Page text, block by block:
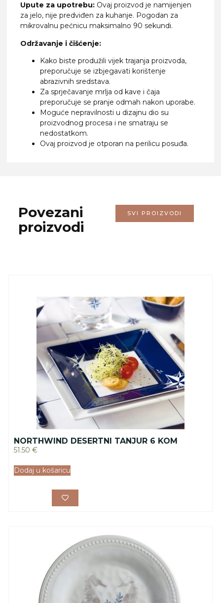
Upute za upotrebu: Ovaj proizvod je namijenjen
za jelo, nije predviđen za kuhanje. Pogodan za
mikrovalnu pećnicu maksimalno 90 sekundi.
Održavanje i čišćenje:
Kako biste produžili vijek trajanja proizvoda,
preporučuje se izbjegavati korištenje
abrazivnih sredstava.
Za sprječavanje mrlja od kave i čaja
preporučuje se pranje odmah nakon uporabe.
Moguće nepravilnosti u dizajnu dio su
proizvodnog procesa i ne smatraju se
nedostatkom.
Ovaj proizvod je otporan na perilicu posuđa.
Povezani
proizvodi
SVI PROIZVODI
NORTHWIND DESERTNI TANJUR 6 KOM
51.50 €
Dodaj u košaricu